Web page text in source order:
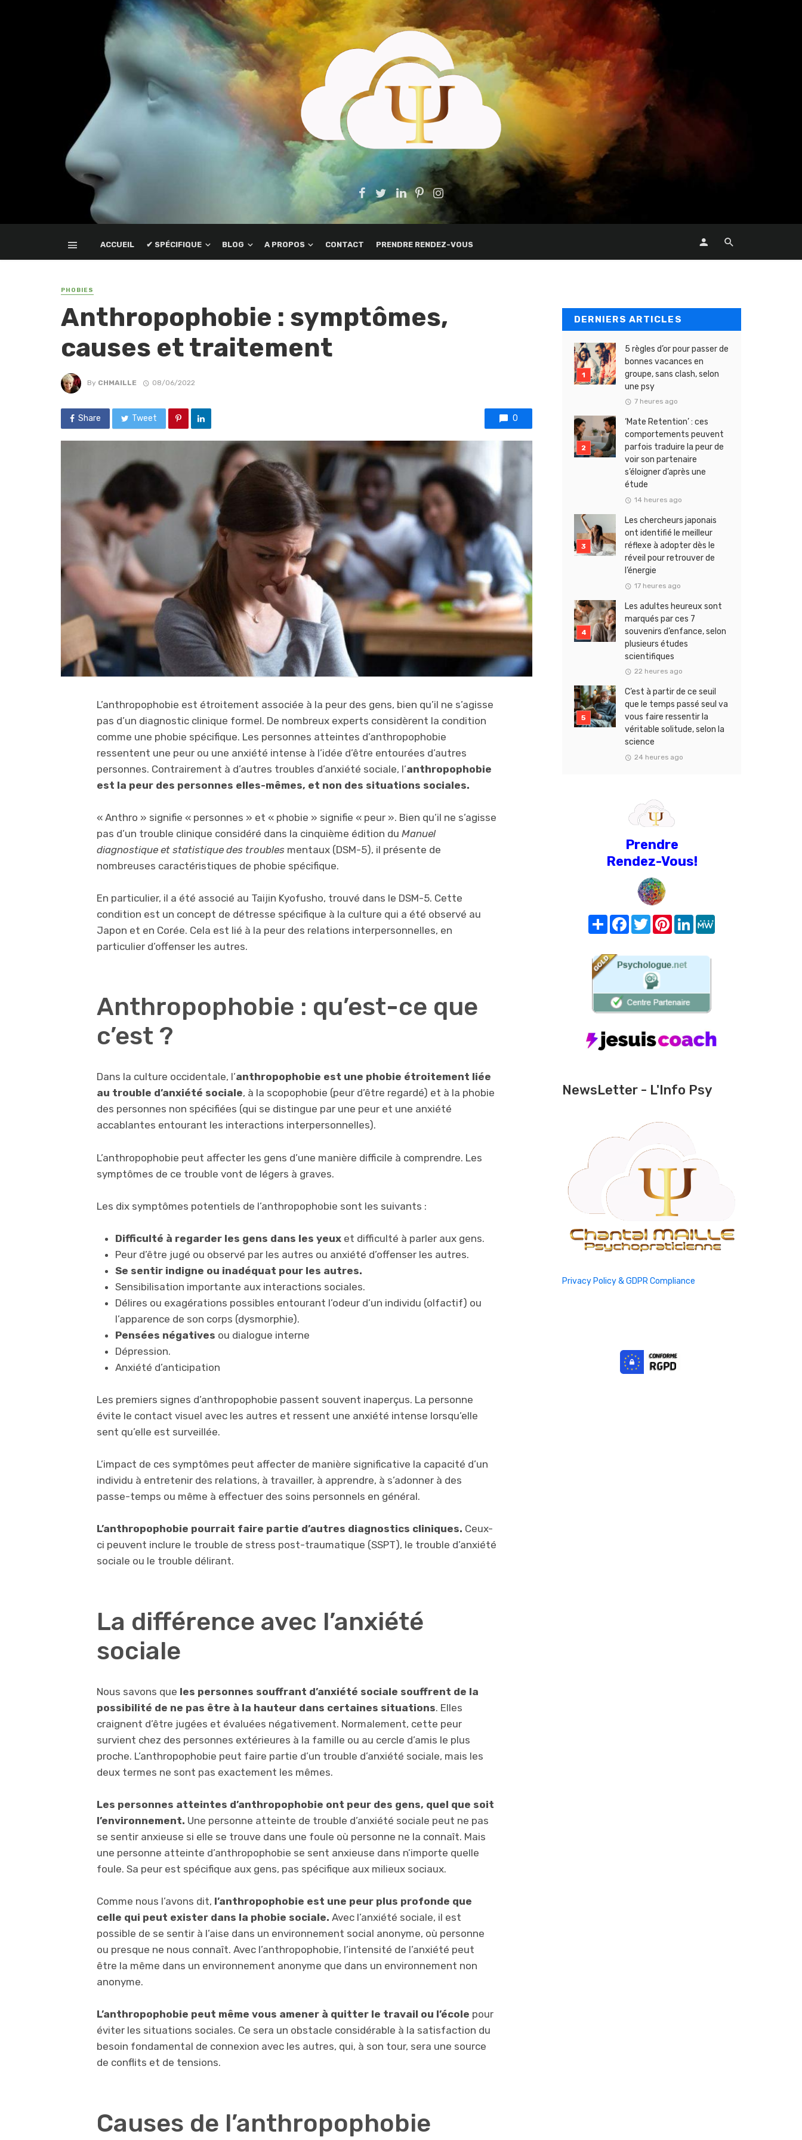
ACCUEIL ✔ SPÉCIFIQUE BLOG A PROPOS CONTACT PRENDRE RENDEZ-VOUS
PHOBIES
Anthropophobie : symptômes,
causes et traitement
By CHMAILLE 08/06/2022
Share Tweet 0
L’anthropophobie est étroitement associée à la peur des gens, bien qu’il ne s’agisse
pas d’un diagnostic clinique formel. De nombreux experts considèrent la condition
comme une phobie spécifique. Les personnes atteintes d’anthropophobie
ressentent une peur ou une anxiété intense à l’idée d’être entourées d’autres
personnes. Contrairement à d’autres troubles d’anxiété sociale, l’anthropophobie
est la peur des personnes elles-mêmes, et non des situations sociales.
« Anthro » signifie « personnes » et « phobie » signifie « peur ». Bien qu’il ne s’agisse
pas d’un trouble clinique considéré dans la cinquième édition du Manuel
diagnostique et statistique des troubles mentaux (DSM-5), il présente de
nombreuses caractéristiques de phobie spécifique.
En particulier, il a été associé au Taijin Kyofusho, trouvé dans le DSM-5. Cette
condition est un concept de détresse spécifique à la culture qui a été observé au
Japon et en Corée. Cela est lié à la peur des relations interpersonnelles, en
particulier d’offenser les autres.
Anthropophobie : qu’est-ce que
c’est ?
Dans la culture occidentale, l’anthropophobie est une phobie étroitement liée
au trouble d’anxiété sociale, à la scopophobie (peur d’être regardé) et à la phobie
des personnes non spécifiées (qui se distingue par une peur et une anxiété
accablantes entourant les interactions interpersonnelles).
L’anthropophobie peut affecter les gens d’une manière difficile à comprendre. Les
symptômes de ce trouble vont de légers à graves.
Les dix symptômes potentiels de l’anthropophobie sont les suivants :
Difficulté à regarder les gens dans les yeuxet difficulté à parler aux gens.
Peur d’être jugé ou observé par les autres ou anxiété d’offenser les autres.
Se sentir indigne ou inadéquat pour les autres.
Sensibilisation importante aux interactions sociales.
Délires ou exagérations possibles entourant l’odeur d’un individu (olfactif) ou
l’apparence de son corps (dysmorphie).
Pensées négatives ou dialogue interne
Dépression.
Anxiété d’anticipation
Les premiers signes d’anthropophobie passent souvent inaperçus. La personne
évite le contact visuel avec les autres et ressent une anxiété intense lorsqu’elle
sent qu’elle est surveillée.
L’impact de ces symptômes peut affecter de manière significative la capacité d’un
individu à entretenir des relations, à travailler, à apprendre, à s’adonner à des
passe-temps ou même à effectuer des soins personnels en général.
L’anthropophobie pourrait faire partie d’autres diagnostics cliniques. Ceux-
ci peuvent inclure le trouble de stress post-traumatique (SSPT), le trouble d’anxiété
sociale ou le trouble délirant.
La différence avec l’anxiété
sociale
Nous savons que les personnes souffrant d’anxiété sociale souffrent de la
possibilité de ne pas être à la hauteur dans certaines situations. Elles
craignent d’être jugées et évaluées négativement. Normalement, cette peur
survient chez des personnes extérieures à la famille ou au cercle d’amis le plus
proche. L’anthropophobie peut faire partie d’un trouble d’anxiété sociale, mais les
deux termes ne sont pas exactement les mêmes.
Les personnes atteintes d’anthropophobie ont peur des gens, quel que soit
l’environnement. Une personne atteinte de trouble d’anxiété sociale peut ne pas
se sentir anxieuse si elle se trouve dans une foule où personne ne la connaît. Mais
une personne atteinte d’anthropophobie se sent anxieuse dans n’importe quelle
foule. Sa peur est spécifique aux gens, pas spécifique aux milieux sociaux.
Comme nous l’avons dit, l’anthropophobie est une peur plus profonde que
celle qui peut exister dans la phobie sociale. Avec l’anxiété sociale, il est
possible de se sentir à l’aise dans un environnement social anonyme, où personne
ou presque ne nous connaît. Avec l’anthropophobie, l’intensité de l’anxiété peut
être la même dans un environnement anonyme que dans un environnement non
anonyme.
L’anthropophobie peut même vous amener à quitter le travail ou l’école pour
éviter les situations sociales. Ce sera un obstacle considérable à la satisfaction du
besoin fondamental de connexion avec les autres, qui, à son tour, sera une source
de conflits et de tensions.
Causes de l’anthropophobie
DERNIERS ARTICLES
5 règles d’or pour passer de
bonnes vacances en
groupe, sans clash, selon
une psy
7 heures ago
‘Mate Retention’ : ces
comportements peuvent
parfois traduire la peur de
voir son partenaire
s’éloigner d’après une
étude
14 heures ago
Les chercheurs japonais
ont identifié le meilleur
réflexe à adopter dès le
réveil pour retrouver de
l’énergie
17 heures ago
Les adultes heureux sont
marqués par ces 7
souvenirs d’enfance, selon
plusieurs études
scientifiques
22 heures ago
C’est à partir de ce seuil
que le temps passé seul va
vous faire ressentir la
véritable solitude, selon la
science
24 heures ago
Prendre
Rendez-Vous!
Share FacebookTwitterPinterest
LinkedIn
NewsLetter - L'Info Psy
Privacy Policy & GDPR Compliance